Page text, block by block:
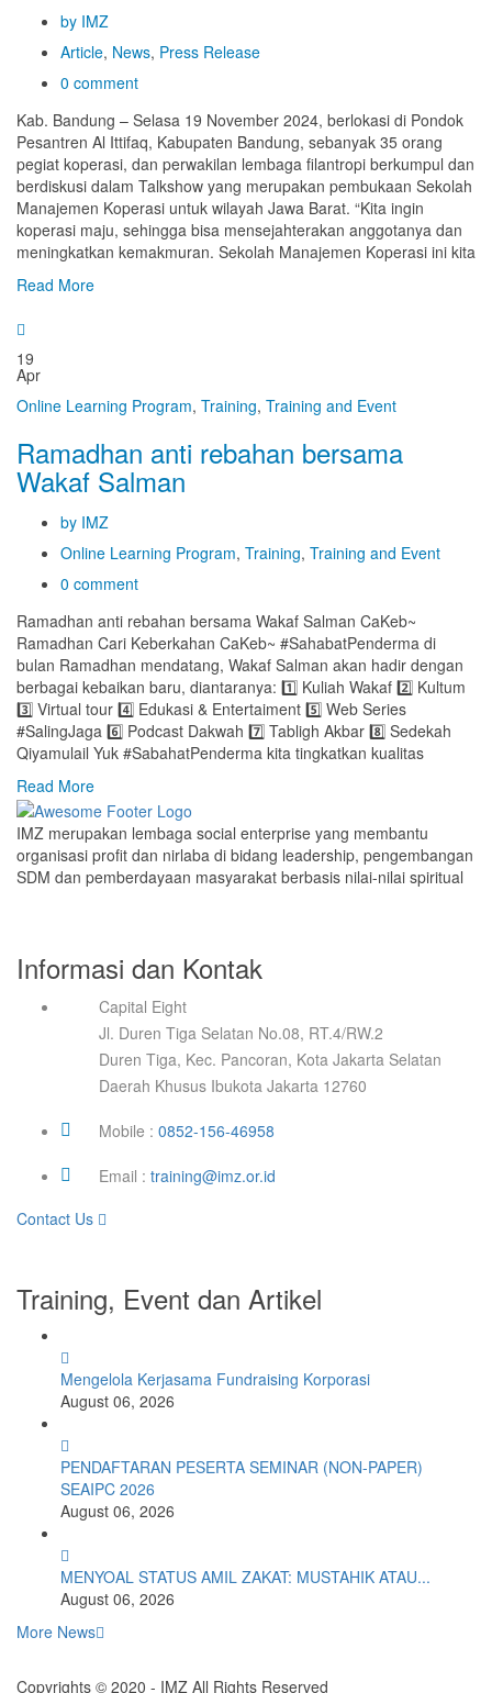
by IMZ
Article, News, Press Release
0 comment
Kab. Bandung – Selasa 19 November 2024, berlokasi di Pondok
Pesantren Al Ittifaq, Kabupaten Bandung, sebanyak 35 orang
pegiat koperasi, dan perwakilan lembaga filantropi berkumpul dan
berdiskusi dalam Talkshow yang merupakan pembukaan Sekolah
Manajemen Koperasi untuk wilayah Jawa Barat. “Kita ingin
koperasi maju, sehingga bisa mensejahterakan anggotanya dan
meningkatkan kemakmuran. Sekolah Manajemen Koperasi ini kita
Read More
19
Apr
Online Learning Program, Training, Training and Event
Ramadhan anti rebahan bersama
Wakaf Salman
by IMZ
Online Learning Program, Training, Training and Event
0 comment
Ramadhan anti rebahan bersama Wakaf Salman CaKeb~
Ramadhan Cari Keberkahan CaKeb~ #SahabatPenderma di
bulan Ramadhan mendatang, Wakaf Salman akan hadir dengan
berbagai kebaikan baru, diantaranya: 1️⃣ Kuliah Wakaf 2️⃣ Kultum
3️⃣ Virtual tour 4️⃣ Edukasi & Entertaiment 5️⃣ Web Series
#SalingJaga 6️⃣ Podcast Dakwah 7️⃣ Tabligh Akbar 8️⃣ Sedekah
Qiyamulail Yuk #SabahatPenderma kita tingkatkan kualitas
Read More
IMZ merupakan lembaga social enterprise yang membantu
organisasi profit dan nirlaba di bidang leadership, pengembangan
SDM dan pemberdayaan masyarakat berbasis nilai-nilai spiritual
Informasi dan Kontak
Capital Eight
Jl. Duren Tiga Selatan No.08, RT.4/RW.2
Duren Tiga, Kec. Pancoran, Kota Jakarta Selatan
Daerah Khusus Ibukota Jakarta 12760
Mobile : 0852-156-46958
Email : training@imz.or.id
Contact Us
Training, Event dan Artikel
Mengelola Kerjasama Fundraising Korporasi
August 06, 2026
PENDAFTARAN PESERTA SEMINAR (NON-PAPER)
SEAIPC 2026
August 06, 2026
MENYOAL STATUS AMIL ZAKAT: MUSTAHIK ATAU...
August 06, 2026
More News
Copyrights © 2020 - IMZ All Rights Reserved